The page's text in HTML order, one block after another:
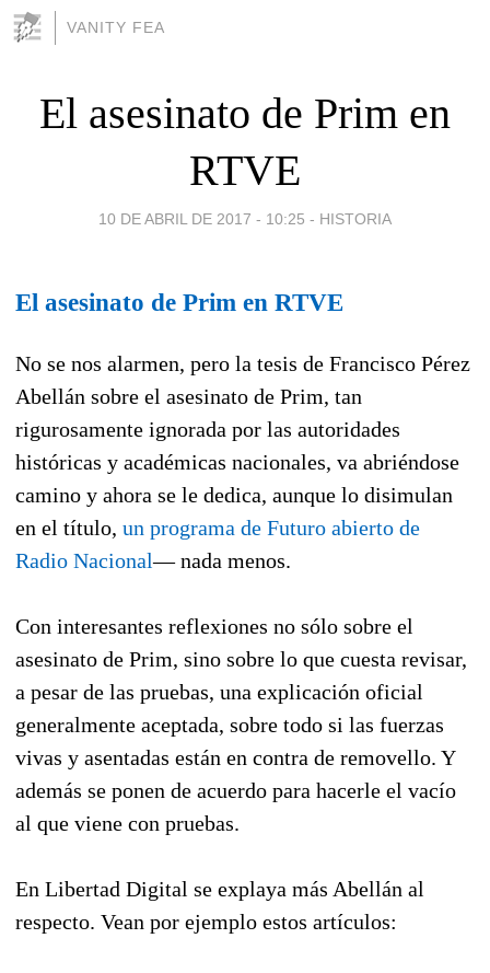
VANITY FEA
El asesinato de Prim en
RTVE
10 DE ABRIL DE 2017 - 10:25 - HISTORIA
El asesinato de Prim en RTVE
No se nos alarmen, pero la tesis de Francisco Pérez
Abellán sobre el asesinato de Prim, tan
rigurosamente ignorada por las autoridades
históricas y académicas nacionales, va abriéndose
camino y ahora se le dedica, aunque lo disimulan
en el título, un programa de Futuro abierto de
Radio Nacional— nada menos.
Con interesantes reflexiones no sólo sobre el
asesinato de Prim, sino sobre lo que cuesta revisar,
a pesar de las pruebas, una explicación oficial
generalmente aceptada, sobre todo si las fuerzas
vivas y asentadas están en contra de removello. Y
además se ponen de acuerdo para hacerle el vacío
al que viene con pruebas.
En Libertad Digital se explaya más Abellán al
respecto. Vean por ejemplo estos artículos: